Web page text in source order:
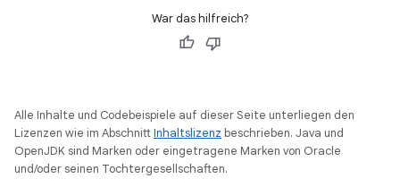
War das hilfreich?
Alle Inhalte und Codebeispiele auf dieser Seite unterliegen den
Lizenzen wie im AbschnittInhaltslizenz beschrieben. Java und
OpenJDK sind Marken oder eingetragene Marken von Oracle
und/oder seinen Tochtergesellschaften.